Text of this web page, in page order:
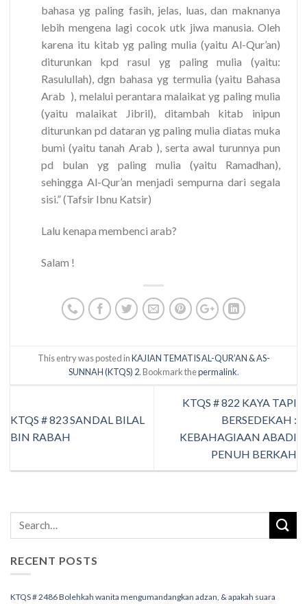
bahasa yg paling fasih, jelas, luas, dan maknanya
lebih mengena lagi cocok utk jiwa manusia. Oleh
karena itu kitab yg paling mulia (yaitu Al-Qur’an)
diturunkan kpd rasul yg paling mulia (yaitu:
Rasulullah), dgn bahasa yg termulia (yaitu Bahasa
Arab ), melalui perantara malaikat yg paling mulia
(yaitu malaikat Jibril), ditambah kitab inipun
diturunkan pd dataran yg paling mulia diatas muka
bumi (yaitu tanah Arab ), serta awal turunnya pun
pd bulan yg paling mulia (yaitu Ramadhan),
sehingga Al-Qur’an menjadi sempurna dari segala
sisi.” (Tafsir Ibnu Katsir)
Lalu kenapa membenci arab?
Salam !
This entry was posted inKAJIAN TEMATIS AL-QUR’AN & AS-
SUNNAH (KTQS) 2. Bookmark thepermalink.
KTQS # 823 SANDAL BILAL
BIN RABAH
KTQS # 822 KAYA TAPI
BERSEDEKAH :
KEBAHAGIAAN ABADI
PENUH BERKAH
RECENT POSTS
KTQS # 2486 Bolehkah wanita mengumandangkan adzan, & apakah suara